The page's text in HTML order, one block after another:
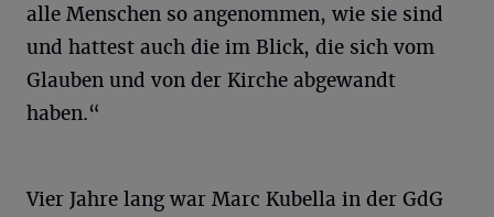
alle Menschen so angenommen, wie sie sind
und hattest auch die im Blick, die sich vom
Glauben und von der Kirche abgewandt
haben.“
Vier Jahre lang war Marc Kubella in der GdG